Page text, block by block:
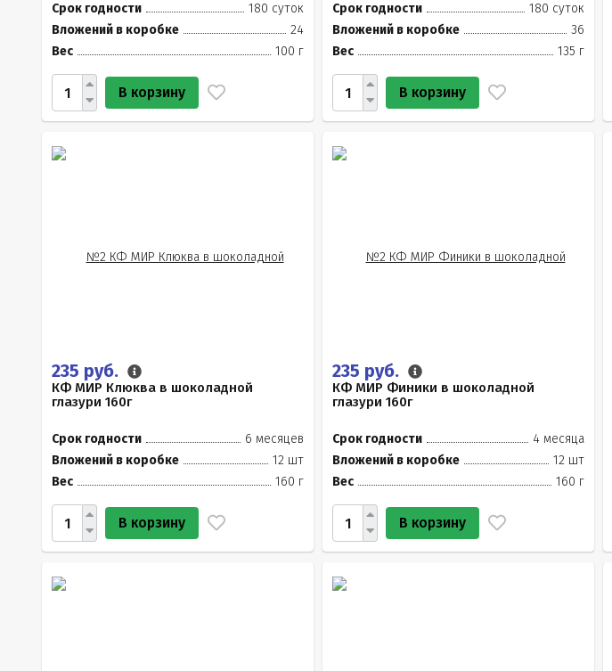
Срок годности
180 суток
Вложений в коробке
24
Вес
100 г
В корзину
Срок годности
180 суток
Вложений в коробке
36
Вес
135 г
В корзину
235 руб.
КФ МИР Клюква в шоколадной
глазури 160г
Срок годности
6 месяцев
Вложений в коробке
12 шт
Вес
160 г
В корзину
235 руб.
КФ МИР Финики в шоколадной
глазури 160г
Срок годности
4 месяца
Вложений в коробке
12 шт
Вес
160 г
В корзину